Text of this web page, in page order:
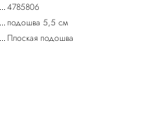
4785806
подошва 5,5 см
Плоская подошва